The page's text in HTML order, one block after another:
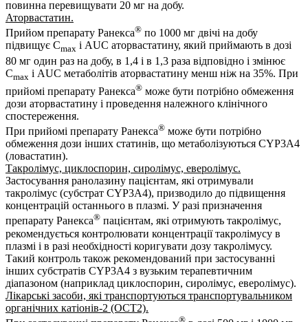
повинна перевищувати 20 мг на добу.
Аторвастатин.
Прийом препарату Ранекса® по 1000 мг двічі на добу
підвищує Cmax і AUC аторвастатину, який приймають в дозі
80 мг один раз на добу, в 1,4 і в 1,3 раза відповідно і змінює
Cmax і AUC метаболітів аторвастатину менш ніж на 35%. При
прийомі препарату Ранекса® може бути потрібно обмеження
дози аторвастатину і проведення належного клінічного
спостереження.
При прийомі препарату Ранекса® може бути потрібно
обмеження дози інших статинів, що метаболізуються CYP3А4
(ловастатин).
Такролімус, циклоспорин, сиролімус, еверолімус.
Застосування ранолазину пацієнтам, які отримували
такролімус (субстрат CYP3A4), призводило до підвищення
концентрацій останнього в плазмі. У разі призначення
препарату Ранекса® пацієнтам, які отримують такролімус,
рекомендується контролювати концентрації такролімусу в
плазмі і в разі необхідності коригувати дозу такролімусу.
Такий контроль також рекомендований при застосуванні
інших субстратів CYP3A4 з вузьким терапевтичним
діапазоном (наприклад циклоспорин, сиролімус, еверолімус).
Лікарські засоби, які транспортуються транспортувальником
органічних катіонів-2 (OCT2).
®